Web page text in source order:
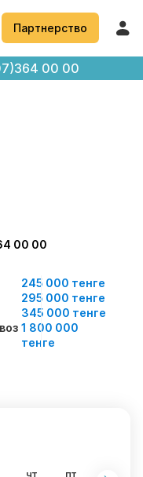
00 00
Партнерство
00 00
245 000 тенге
295 000 тенге
345 000 тенге
1 800 000
тенге
чт
пт
сб